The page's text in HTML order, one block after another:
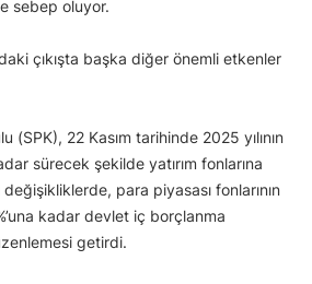
sebep oluyor.
çıkışta başka diğer önemli etkenler
(SPK), 22 Kasım tarihinde 2025 yılının
sürecek şekilde yatırım fonlarına
para piyasası fonlarının
kadar devlet iç borçlanma
getirdi.